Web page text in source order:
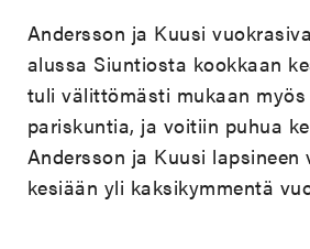
Andersson ja Kuusi
alussa Siuntiosta kookkaan
tuli välittömästi mukaan
pariskuntia, ja voitiin puhua
Andersson ja Kuusi lapsineen
kesiään yli kaksikymmentä